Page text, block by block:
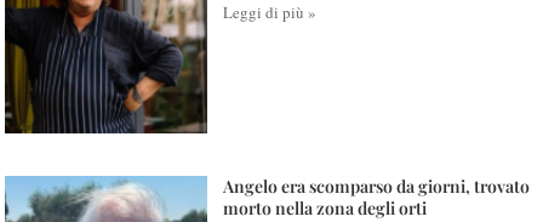
Leggi di più »
Angelo era scomparso da giorni, trovato
morto nella zona degli orti